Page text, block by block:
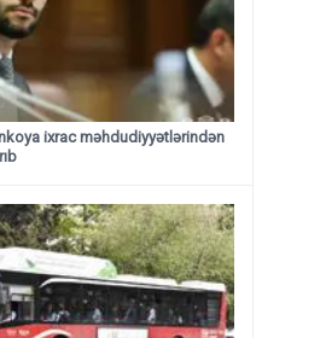
ixrac məhdudiyyətlərindən